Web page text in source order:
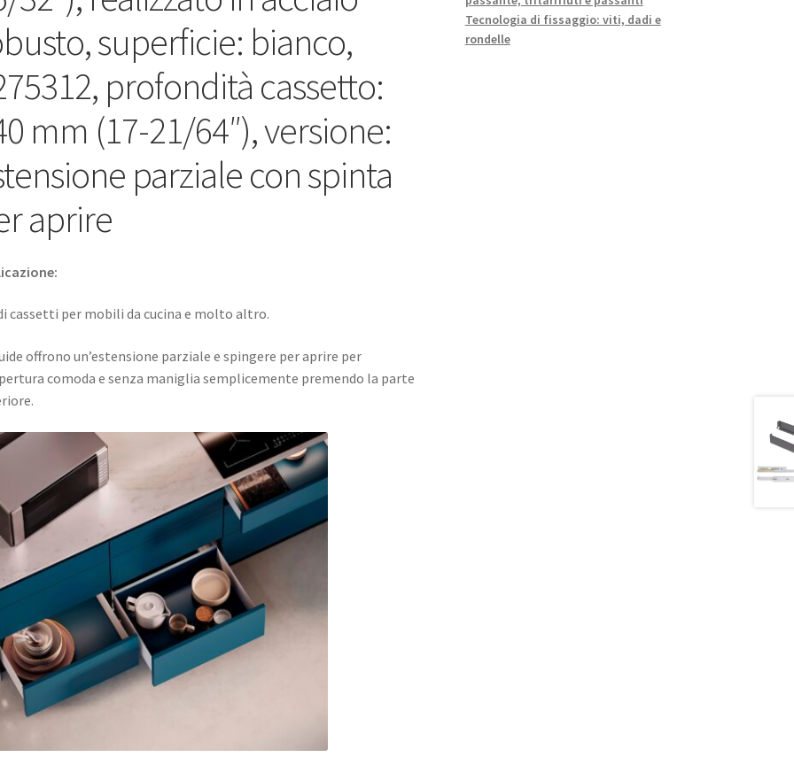
per
arredi
da
cucina
e
altro,
EMUCA
quantità
superficie: bianco,
profondità cassetto:
mm (17-21/64″), versione:
parziale con spinta
aprire
cassetti per mobili da cucina e molto altro.
offrono un’estensione parziale e spingere per aprire per
comoda e senza maniglia semplicemente premendo la parte
Tecnologia di fissaggio: viti, dadi e
rondelle